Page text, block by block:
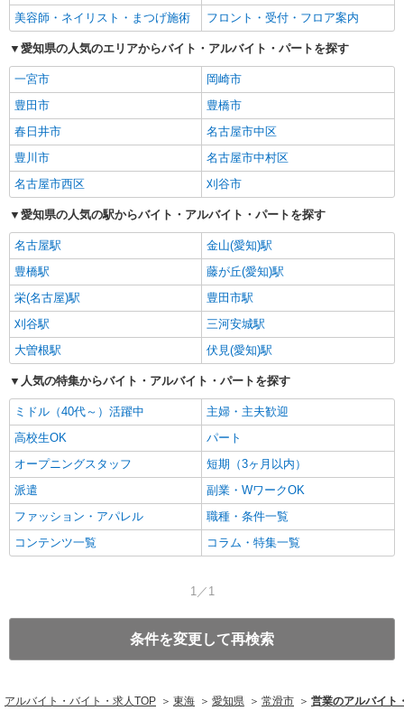
美容師・ネイリスト・まつげ施術
フロント・受付・フロア案内
愛知県の人気のエリアからバイト・アルバイト・パートを探す
一宮市
岡崎市
豊田市
豊橋市
春日井市
名古屋市中区
豊川市
名古屋市中村区
名古屋市西区
刈谷市
愛知県の人気の駅からバイト・アルバイト・パートを探す
名古屋駅
金山(愛知)駅
豊橋駅
藤が丘(愛知)駅
栄(名古屋)駅
豊田市駅
刈谷駅
三河安城駅
大曽根駅
伏見(愛知)駅
人気の特集からバイト・アルバイト・パートを探す
ミドル（40代～）活躍中
主婦・主夫歓迎
高校生OK
パート
オープニングスタッフ
短期（3ヶ月以内）
派遣
副業・WワークOK
ファッション・アパレル
職種・条件一覧
コンテンツ一覧
コラム・特集一覧
1／1
条件を変更して再検索
アルバイト・バイト・求人TOP 東海 愛知県 常滑市 営業のアルバイト